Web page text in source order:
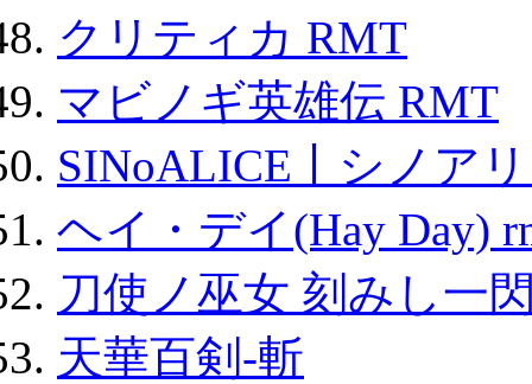
クリティカ RMT
マビノギ英雄伝 RMT
SINoALICE丨シノア
ヘイ・デイ(Hay Day)
刀使ノ巫女 刻みし一
天華百剣-斬